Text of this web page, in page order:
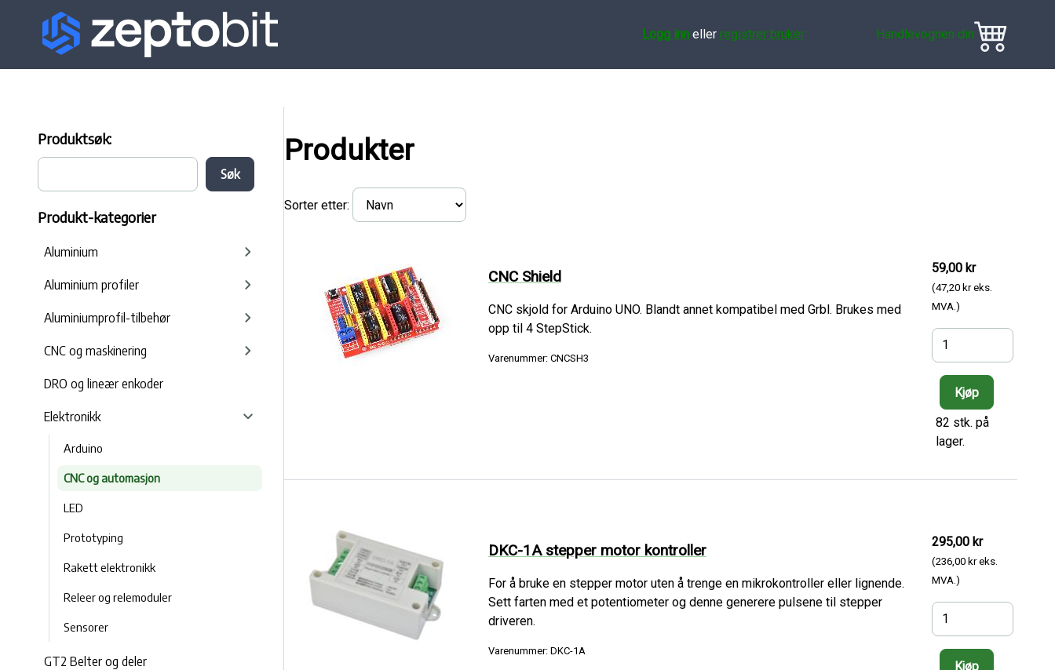
Logg inneller registrer bruker Handlevognen din
Produktsøk:
Produkt-kategorier
Aluminium
Aluminium profiler
Aluminiumprofil-tilbehør
CNC og maskinering
DRO og lineær enkoder
Elektronikk
Arduino
CNC og automasjon
LED
Prototyping
Rakett elektronikk
Releer og relemoduler
Sensorer
GT2 Belter og deler
Produkter
Sorter etter:
CNC Shield
CNC skjold for Arduino UNO. Blandt annet kompatibel med Grbl. Brukes med
opp til 4 StepStick.
Varenummer: CNCSH3
59,00 kr
(47,20 kr eks.
MVA.)
82 stk. på
lager.
DKC-1A stepper motor kontroller
For å bruke en stepper motor uten å trenge en mikrokontroller eller lignende.
Sett farten med et potentiometer og denne generere pulsene til stepper
driveren.
Varenummer: DKC-1A
295,00 kr
(236,00 kr eks.
MVA.)